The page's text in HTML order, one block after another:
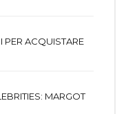
PER ACQUISTARE
MARGOT